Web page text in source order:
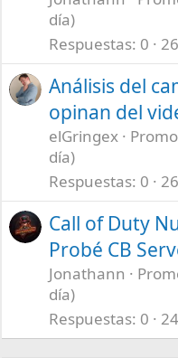
día)
Respuestas 0
Análisis del
opinan del
elGringex
día)
Respuestas 0
Call of Duty
Probé CB
Jonathann
día)
Respuestas 0